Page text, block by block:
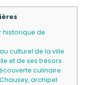
historique de
culturel de la ville
et de ses trésors
culinaire
archipel